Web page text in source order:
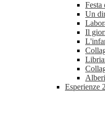
Festa
Un
Il
Esperienze